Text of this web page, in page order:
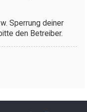
Sperrung deiner
den Betreiber.